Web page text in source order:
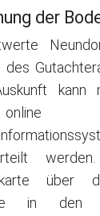
der
des
kann
über
in den